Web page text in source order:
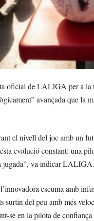
oficial de LALIGA per a
avançada que la
el nivell del joc amb un
evolució constant: una
jugada”, va indicar LALIGA.
escuma amb
surtin del peu amb més
se en la pilota de